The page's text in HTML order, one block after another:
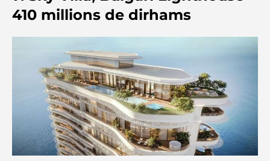
de culture et d'empire
Comment choisir un conseiller financier à Dubaï ?
Les jets privés les plus chers : immersion dans
l'univers du luxe aéronautique des milliardaires
Les bagues de fiançailles les plus chères du
410 millions de dirhams